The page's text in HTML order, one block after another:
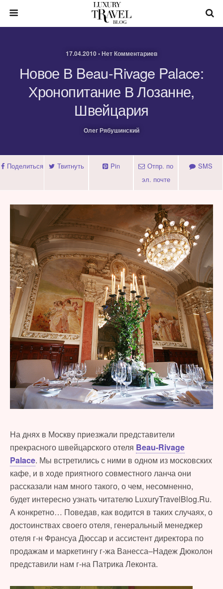
17.04.2010 • Нет Комментариев
Новое В Beau-Rivage Palace:
Хронопитание В Лозанне,
Швейцария
Олег Рябушинский
Поделиться Твитнуть Pin
Отпр. по
эл. почте
SMS
На днях в Москву приезжали представители
прекрасного швейцарского отеля Beau-Rivage
Palace. Мы встретились с ними в одном из московских
кафе, и в ходе приятного совместного ланча они
рассказали нам много такого, о чем, несомненно,
будет интересно узнать читателю LuxuryTravelBlog.Ru.
А конкретно… Поведав, как водится в таких случаях, о
достоинствах своего отеля, генеральный менеджер
отеля г-н Франсуа Дюссар и ассистент директора по
продажам и маркетингу г-жа Ванесса–Надеж Дюколон
представили нам г-на Патрика Леконта.